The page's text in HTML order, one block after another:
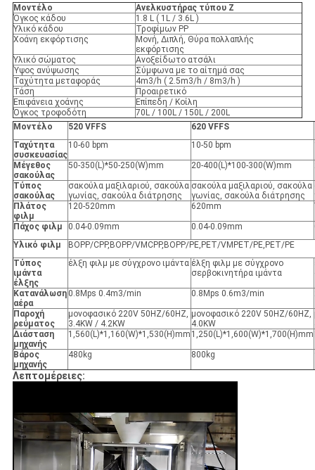
Μοντέλο
Ανελκυστήρας τύπου Z
Όγκος κάδου
1.8 L ( 1L / 3.6L )
Υλικό κάδου
Τροφίμων PP
Χοάνη εκφόρτισης
Μονή, Διπλή, Θύρα πολλαπλής
εκφόρτισης
Υλικό σώματος
Ανοξείδωτο ατσάλι
Ύψος ανύψωσης
Σύμφωνα με το αίτημά σας
Ταχύτητα μεταφοράς
4m3/h ( 2.5m3/h / 8m3/h )
Τάση
Προαιρετικό
Επιφάνεια χοάνης
Επίπεδη / Κοίλη
Όγκος τροφοδότη
70L / 100L / 150L / 200L
Μοντέλο
520 VFFS 620 VFFS
Ταχύτητα
συσκευασίας
10-60 bpm 10-50 bpm
Μέγεθος
σακούλας
50-350(L)*50-250(W)mm 20-400(L)*100-300(W)mm
Τύπος
σακούλας
σακούλα μαξιλαριού, σακούλα
γωνίας, σακούλα διάτρησης
σακούλα μαξιλαριού, σακούλα
γωνίας, σακούλα διάτρησης
Πλάτος
φιλμ
120-520mm 620mm
Πάχος φιλμ 0.04-0.09mm 0.04-0.09mm
Υλικό φιλμ
BOPP/CPP,BOPP/VMCPP,BOPP/PE,PET/VMPET/PE,PET/PE
Τύπος
ιμάντα
έλξης
έλξη φιλμ με σύγχρονο ιμάντα έλξη φιλμ με σύγχρονο
σερβοκινητήρα ιμάντα
Κατανάλωση
αέρα
0.8Mps 0.4m3/min 0.8Mps 0.6m3/min
Παροχή
ρεύματος
μονοφασικό 220V 50HZ/60HZ,
3.4KW / 4.2KW
μονοφασικό 220V 50HZ/60HZ,
4.0KW
Διάσταση
μηχανής
1,560(L)*1,160(W)*1,530(H)mm 1,250(L)*1,600(W)*1,700(H)mm
Βάρος
μηχανής
480kg 800kg
Λεπτομέρειες: